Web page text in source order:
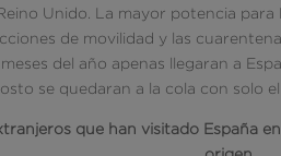
Unido. La mayor potencia
de movilidad y las
del año apenas llegaran a
se quedaran a la cola con solo el
que han visitado España